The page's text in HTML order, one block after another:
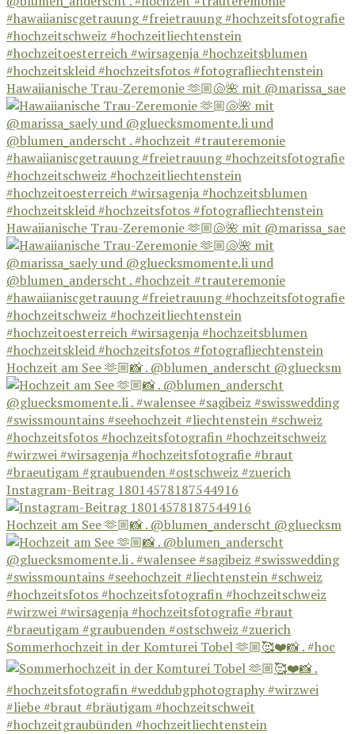
Hawaiianische Trau-Zeremonie 🫶🏼🐚🌺 mit @marissa_sae
Hawaiianische Trau-Zeremonie 🫶🏼🐚🌺 mit @marissa_sae
Hochzeit am See 🫶🏼📸 . @blumen_anderscht @gluecksm
Instagram-Beitrag 18014578187544916
Hochzeit am See 🫶🏼📸 . @blumen_anderscht @gluecksm
Sommerhochzeit in der Komturei Tobel 🫶🏼🥰❤️📸 . #hoc